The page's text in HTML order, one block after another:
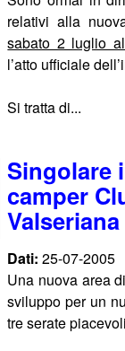
relativi alla
sabato 2 luglio
l’atto ufficiale
Si tratta di...
Singolare
camper
Valseriana
Dati:25-07-2005
Una nuova area
sviluppo per un
tre serate